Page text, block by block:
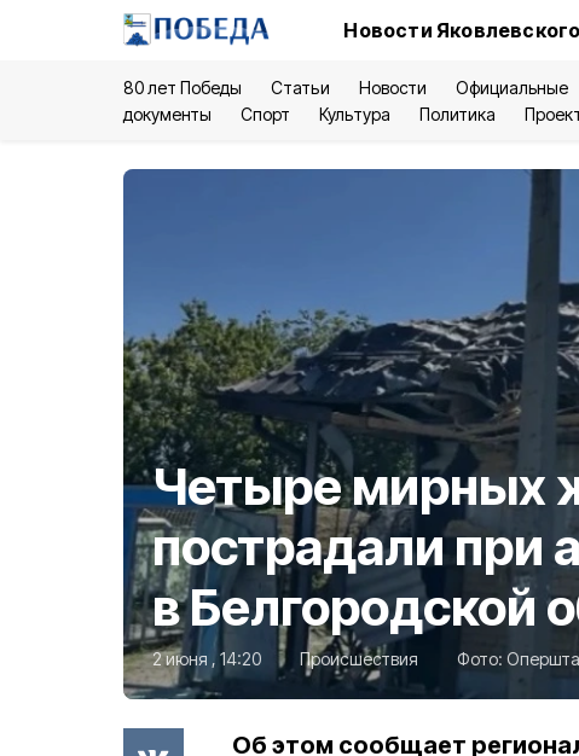
Новости
80 лет Победы Статьи Новости
Официальные
документы
Спорт Культура Политика
Четыре мирных
пострадали при
в Белгородской
2 июня , 14:20 Происшествия Фото:
Об этом сообщает